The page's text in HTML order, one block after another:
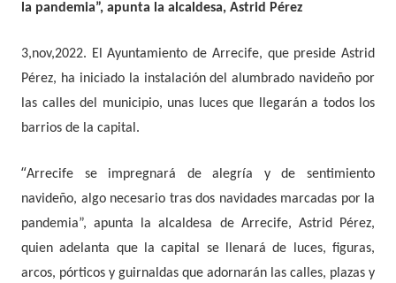
la pandemia”, apunta la alcaldesa, Astrid Pérez
3,nov,2022. El Ayuntamiento de Arrecife, que preside Astrid
Pérez, ha iniciado la instalación del alumbrado navideño por
las calles del municipio, unas luces que llegarán a todos los
barrios de la capital.
“Arrecife se impregnará de alegría y de sentimiento
navideño, algo necesario tras dos navidades marcadas por la
pandemia”, apunta la alcaldesa de Arrecife, Astrid Pérez,
quien adelanta que la capital se llenará de luces, figuras,
arcos, pórticos y guirnaldas que adornarán las calles, plazas y